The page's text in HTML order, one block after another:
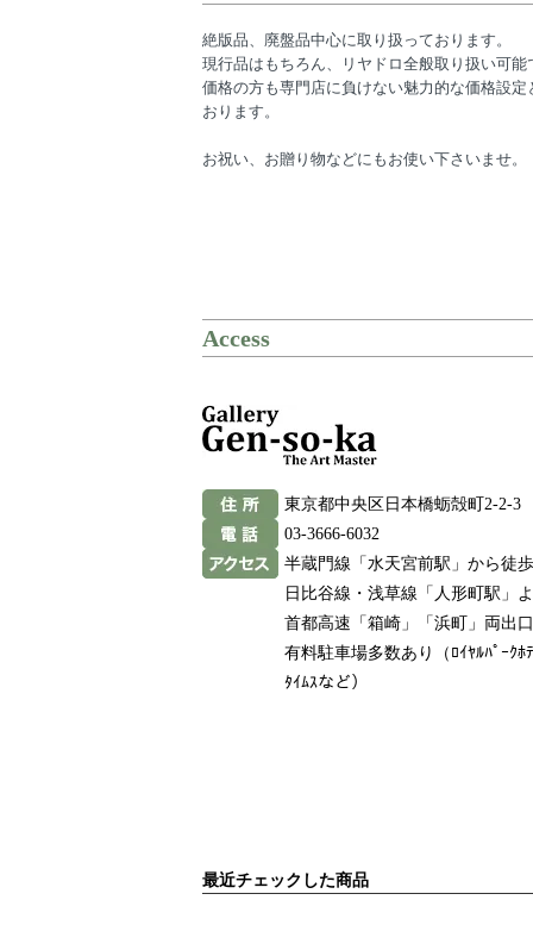
絶版品、廃盤品中心に取り扱っております。
現行品はもちろん、リヤドロ全般取り扱い可能
価格の方も専門店に負けない魅力的な価格設定
おります。
お祝い、お贈り物などにもお使い下さいませ。
Access
東京都中央区日本橋蛎殻町2-2-3
03-3666-6032
半蔵門線「水天宮前駅」から徒
日比谷線・浅草線「人形町駅」
首都高速「箱崎」「浜町」両出
有料駐車場多数あり（ﾛｲﾔﾙﾊﾟｰｸﾎ
ﾀｲﾑｽなど）
最近チェックした商品